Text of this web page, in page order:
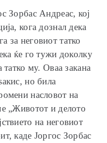
Зорбас Андреас, кој
кога дознал дека
за неговиот татко
ќе го тужи доколку
татко му. Оваа закана
но била
насловот на
„Животот и делото
на неговиот
каде Јоргос Зорбас